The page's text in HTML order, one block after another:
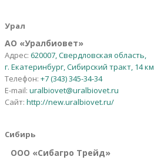
Урал
АО «Уралбиовет»
Адрес: 620007, Свердловская область,
г. Екатеринбург, Сибирский тракт, 14 км
Телефон: +7 (343) 345-34-34
E-mail: uralbiovet@uralbiovet.ru
Сайт: http://new.uralbiovet.ru/
Сибирь
OOO «Сибагро Трейд»